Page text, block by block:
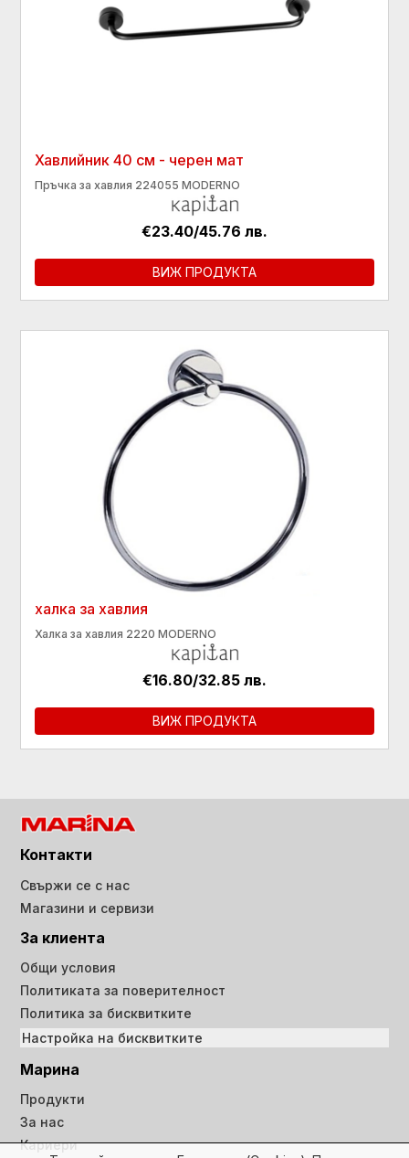
Хавлийник 40 см - черен мат
Пръчка за хавлия 224055 MODERNO
€23.40/45.76 лв.
ВИЖ ПРОДУКТА
халка за хавлия
Халка за хавлия 2220 MODERNO
€16.80/32.85 лв.
ВИЖ ПРОДУКТА
Контакти
Свържи се с нас
Магазини и сервизи
За клиента
Общи условия
Политиката за поверителност
Политика за бисквитките
Настройка на бисквитките
Марина
Продукти
За нас
Кариери